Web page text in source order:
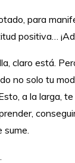
para
positiva…
claro está.
no solo tu
a la larga,